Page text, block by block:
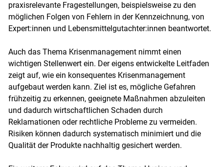
praxisrelevante Fragestellungen, beispielsweise zu den
möglichen Folgen von Fehlern in der Kennzeichnung, von
Expert:innen und Lebensmittelgutachter:innen beantwortet.
Auch das Thema Krisenmanagement nimmt einen
wichtigen Stellenwert ein. Der eigens entwickelte Leitfaden
zeigt auf, wie ein konsequentes Krisenmanagement
aufgebaut werden kann. Ziel ist es, mögliche Gefahren
frühzeitig zu erkennen, geeignete Maßnahmen abzuleiten
und dadurch wirtschaftlichen Schaden durch
Reklamationen oder rechtliche Probleme zu vermeiden.
Risiken können dadurch systematisch minimiert und die
Qualität der Produkte nachhaltig gesichert werden.